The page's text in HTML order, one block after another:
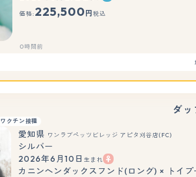
価格: 225,500 円 税込
0時間前
ダ
ワクチン接種
もっと見る
愛知県 ワンラブペッツビレッジ アピタ刈谷店(FC)
シルバー
2026年6月10日 生まれ
カニンヘンダックスフンド(ロング) × トイプ